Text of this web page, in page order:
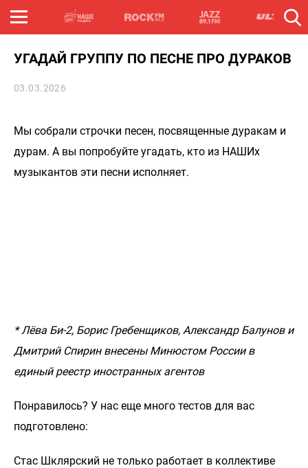
УГАДАЙ ГРУППУ ПО ПЕСНЕ ПРО ДУРАКОВ
03.03.2026
Мы собрали строчки песен, посвященные дуракам и
дурам. А вы попробуйте угадать, кто из НАШИх
музыкантов эти песни исполняет.
* Лёва Би-2, Борис Гребенщиков, Александр Балунов и
Дмитрий Спирин внесены Минюстом России в
единый реестр иностранных агентов
Понравилось? У нас еще много тестов для вас
подготовлено:
Стас Шклярский не только работает в коллективе